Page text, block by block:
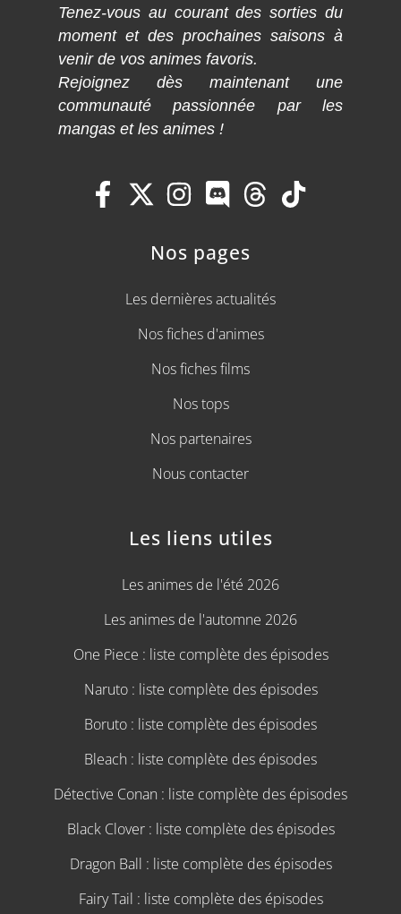
Tenez-vous au courant des sorties du
moment et des prochaines saisons à
venir de vos animes favoris.
Rejoignez dès maintenant une
communauté passionnée par les
mangas et les animes !
Nos pages
Les dernières actualités
Nos fiches d'animes
Nos fiches films
Nos tops
Nos partenaires
Nous contacter
Les liens utiles
Les animes de l'été 2026
Les animes de l'automne 2026
One Piece : liste complète des épisodes
Naruto : liste complète des épisodes
Boruto : liste complète des épisodes
Bleach : liste complète des épisodes
Détective Conan : liste complète des épisodes
Black Clover : liste complète des épisodes
Dragon Ball : liste complète des épisodes
Fairy Tail : liste complète des épisodes